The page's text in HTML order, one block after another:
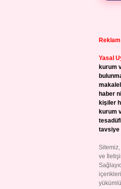
Yasal
kurum
haber
kişiler
kurum
tavsiye
ve